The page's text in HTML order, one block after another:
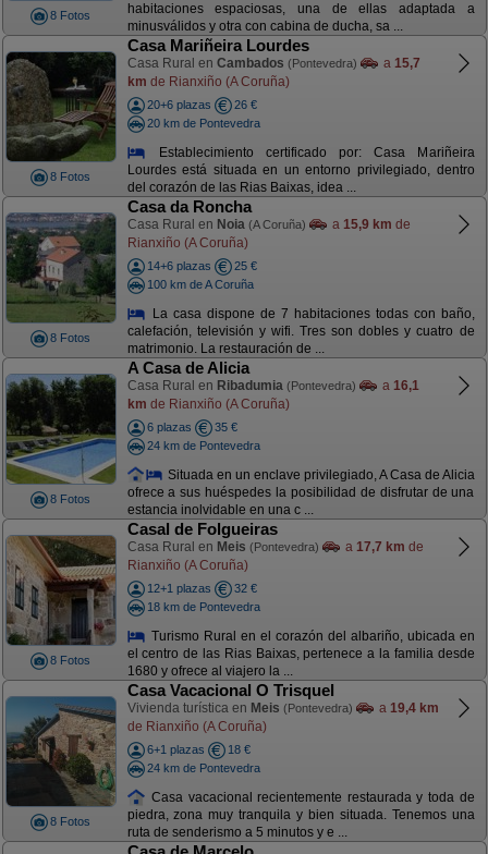
8 Fotos
habitaciones espaciosas, una de ellas adaptada a
minusválidos y otra con cabina de ducha, sa ...
8 Fotos
Casa Mariñeira Lourdes
Casa Rural en Cambados (Pontevedra) a 15,7
km de Rianxiño (A Coruña)
20+6 plazas
26 €
20 km de Pontevedra
Establecimiento certificado por: Casa Mariñeira
Lourdes está situada en un entorno privilegiado, dentro
del corazón de las Rias Baixas, idea ...
8 Fotos
Casa da Roncha
Casa Rural en Noia (A Coruña) a 15,9 km de
Rianxiño (A Coruña)
14+6 plazas
25 €
100 km de A Coruña
La casa dispone de 7 habitaciones todas con baño,
calefación, televisión y wifi. Tres son dobles y cuatro de
matrimonio. La restauración de ...
8 Fotos
A Casa de Alicia
Casa Rural en Ribadumia (Pontevedra) a 16,1
km de Rianxiño (A Coruña)
6 plazas
35 €
24 km de Pontevedra
Situada en un enclave privilegiado, A Casa de Alicia
ofrece a sus huéspedes la posibilidad de disfrutar de una
estancia inolvidable en una c ...
8 Fotos
Casal de Folgueiras
Casa Rural en Meis (Pontevedra) a 17,7 km de
Rianxiño (A Coruña)
12+1 plazas
32 €
18 km de Pontevedra
Turismo Rural en el corazón del albariño, ubicada en
el centro de las Rias Baixas, pertenece a la familia desde
1680 y ofrece al viajero la ...
8 Fotos
Casa Vacacional O Trisquel
Vivienda turística en Meis (Pontevedra) a 19,4 km
de Rianxiño (A Coruña)
6+1 plazas
18 €
24 km de Pontevedra
Casa vacacional recientemente restaurada y toda de
piedra, zona muy tranquila y bien situada. Tenemos una
ruta de senderismo a 5 minutos y e ...